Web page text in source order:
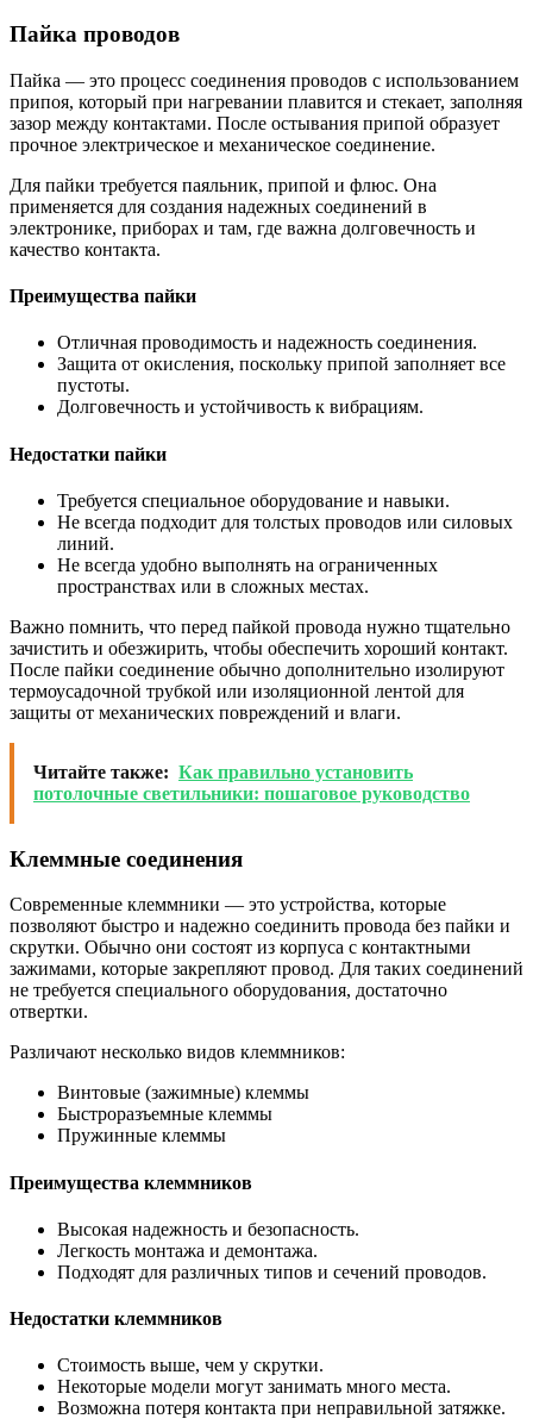
Пайка проводов
Пайка — это процесс соединения проводов с использованием
припоя, который при нагревании плавится и стекает, заполняя
зазор между контактами. После остывания припой образует
прочное электрическое и механическое соединение.
Для пайки требуется паяльник, припой и флюс. Она
применяется для создания надежных соединений в
электронике, приборах и там, где важна долговечность и
качество контакта.
Преимущества пайки
Отличная проводимость и надежность соединения.
Защита от окисления, поскольку припой заполняет все
пустоты.
Долговечность и устойчивость к вибрациям.
Недостатки пайки
Требуется специальное оборудование и навыки.
Не всегда подходит для толстых проводов или силовых
линий.
Не всегда удобно выполнять на ограниченных
пространствах или в сложных местах.
Важно помнить, что перед пайкой провода нужно тщательно
зачистить и обезжирить, чтобы обеспечить хороший контакт.
После пайки соединение обычно дополнительно изолируют
термоусадочной трубкой или изоляционной лентой для
защиты от механических повреждений и влаги.
Читайте также: Как правильно установить
потолочные светильники: пошаговое руководство
Клеммные соединения
Современные клеммники — это устройства, которые
позволяют быстро и надежно соединить провода без пайки и
скрутки. Обычно они состоят из корпуса с контактными
зажимами, которые закрепляют провод. Для таких соединений
не требуется специального оборудования, достаточно
отвертки.
Различают несколько видов клеммников:
Винтовые (зажимные) клеммы
Быстроразъемные клеммы
Пружинные клеммы
Преимущества клеммников
Высокая надежность и безопасность.
Легкость монтажа и демонтажа.
Подходят для различных типов и сечений проводов.
Недостатки клеммников
Стоимость выше, чем у скрутки.
Некоторые модели могут занимать много места.
Возможна потеря контакта при неправильной затяжке.